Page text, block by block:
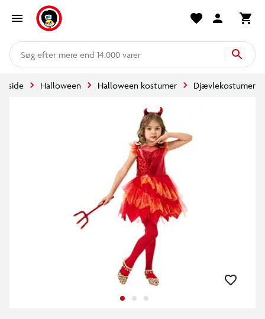
mere end 14.000 varer
Halloween Halloween kostumer Djævlekostumer